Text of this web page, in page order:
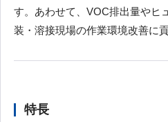
す。あわせて、VOC排出量やヒ
装・溶接現場の作業環境改善に貢
特長